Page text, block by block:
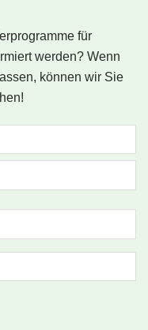
für
werden? Wenn
können wir Sie